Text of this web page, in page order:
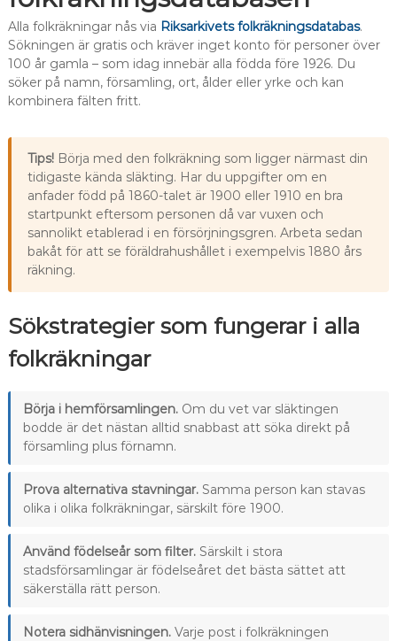
Alla folkräkningar nås via Riksarkivets folkräkningsdatabas.
Sökningen är gratis och kräver inget konto för personer över
100 år gamla – som idag innebär alla födda före 1926. Du
söker på namn, församling, ort, ålder eller yrke och kan
kombinera fälten fritt.
Tips!Börja med den folkräkning som ligger närmast din
tidigaste kända släkting. Har du uppgifter om en
anfader född på 1860-talet är 1900 eller 1910 en bra
startpunkt eftersom personen då var vuxen och
sannolikt etablerad i en försörjningsgren. Arbeta sedan
bakåt för att se föräldrahushållet i exempelvis 1880 års
räkning.
Sökstrategier som fungerar i alla
folkräkningar
Börja i hemförsamlingen.Om du vet var släktingen
bodde är det nästan alltid snabbast att söka direkt på
församling plus förnamn.
Prova alternativa stavningar.Samma person kan stavas
olika i olika folkräkningar, särskilt före 1900.
Använd födelseår som filter.Särskilt i stora
stadsförsamlingar är födelseåret det bästa sättet att
säkerställa rätt person.
Notera sidhänvisningen.Varje post i folkräkningen